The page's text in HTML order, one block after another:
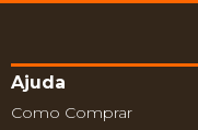
Ajuda
Como Comprar